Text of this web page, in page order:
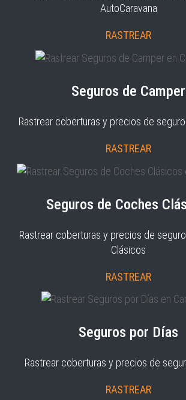
AutoCaravana
RASTREAR
Seguros de Camper
Rastrear coberturas y precios de
RASTREAR
Seguros de Coches
Rastrear coberturas y precios de
Clásicos
RASTREAR
Seguros por Días
Rastrear coberturas y precios de
RASTREAR